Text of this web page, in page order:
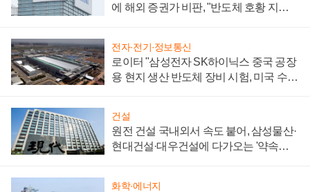
에 해외 증권가 비판, "반도체 호황 지속
전자·전기·정보통신
로이터 "삼성전자 SK하이닉스 중국 공장
용 현지 생산 반도체 장비 시험, 미국 수출
건설
원전 건설 국내외서 속도 붙어, 삼성물산·
현대건설·대우건설에 다가오는 '약속의
화학·에너지